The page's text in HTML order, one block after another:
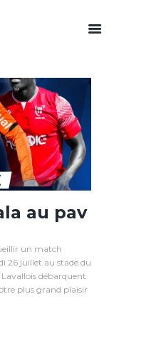
au pav
un match
26 juillet au stade du
Lavallois débarquent
plus grand plaisir